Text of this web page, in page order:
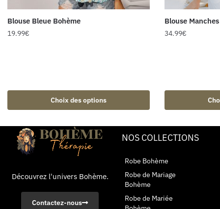
Blouse Bleue Bohème
19.99€
Choix des options
Blouse
34.99€
Découvrez l'univers Bohème.
Contactez-nous
NOS COLLECTIONS
Robe Bohème
Robe de Mariage
Bohème
Robe de Mariée